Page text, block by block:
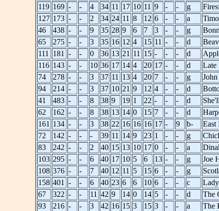
119 169 - - 4 34 11 17 10 11 9 - - g
127 173 - - 2 34 24 11 8 12 6 - - a
46
438 - - 9 35 28 9 6 7 3 - - g
65
275 - - 3 35 16 12 4 15 11 - - d
111
181 - - 0 36 13 21 11 15 - - - d
116 143 - - 10 36 17 14 4 20 17 - - d
Late
74
278 - - 3 37 11 13 4 20 7 - - g
94
214 - - 3 37 10 21 9 12 4 - - d
41
483 - - 8 38 9 19 1 22 - - - d
62
162 - - 8 38 13 14 0 15 7 - - d
161 134 - - 3 38 22 16 16 16 17 - 9 b-
East
72
142 - - - 39 11 14 9 23 1 - - g
83
242 - - 2 40 15 13 10 17 0 - - a
103 295 - - 6 40 17 10 5 6 13 - - g
Joe
108 376 - - 7 40 12 11 5 15 6 - - g
158 401 - - 6 40 23 6 6 10 6 - - c
67
322 - - 11 42 9 14 0 14 5 - - d
The
93
216 - - 3 42 16 15 3 15 3 - - a
The